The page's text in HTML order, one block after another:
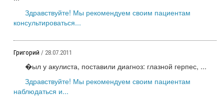
Здравствуйте! Мы рекомендуем своим пациентам
консультироваться...
Григорий / 28.07.2011
�ыл у акулиста, поставили диагноз: глазной герпес, ...
Здравствуйте! Мы рекомендуем своим пациентам
наблюдаться и...